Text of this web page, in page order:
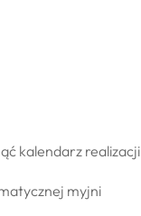
kalendarz realizacji
myjni